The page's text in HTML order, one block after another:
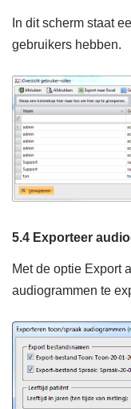
In dit scherm staat
gebruikers hebben.
5.4 Exporteer
Met de optie Export
audiogrammen te